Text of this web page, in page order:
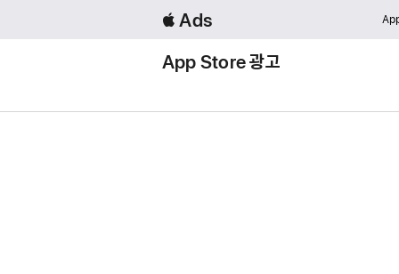
 Ads
App Store 광고